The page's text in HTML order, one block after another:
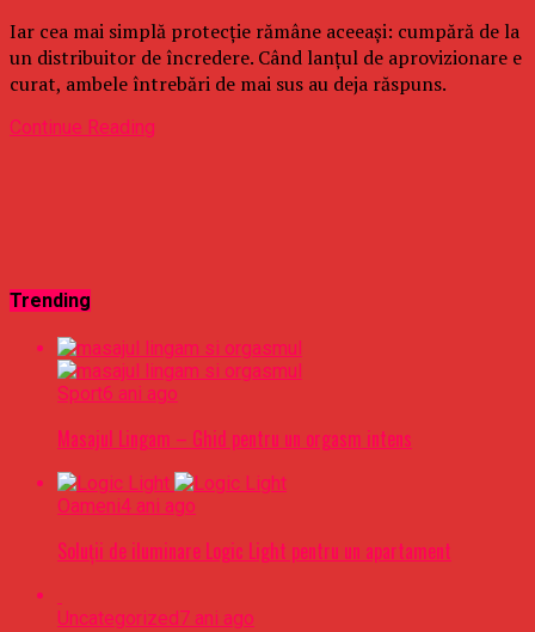
Iar cea mai simplă protecție rămâne aceeași: cumpără de la
un distribuitor de încredere. Când lanțul de aprovizionare e
curat, ambele întrebări de mai sus au deja răspuns.
Continue Reading
Trending
Sport6 ani ago
Masajul Lingam – Ghid pentru un orgasm intens
Oameni4 ani ago
Soluții de iluminare Logic Light pentru un apartament
Uncategorized7 ani ago